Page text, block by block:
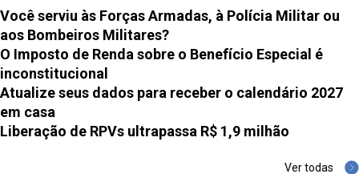
Você serviu às Forças Armadas, à Polícia Militar ou
aos Bombeiros Militares?
O Imposto de Renda sobre o Benefício Especial é
inconstitucional
Atualize seus dados para receber o calendário 2027
em casa
Liberação de RPVs ultrapassa R$ 1,9 milhão
Ver todas